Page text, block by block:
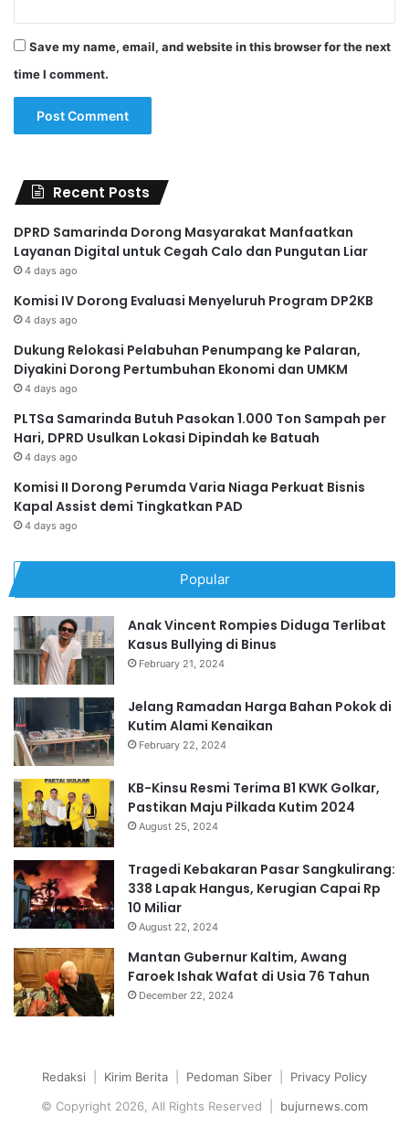
Save my name, email, and website in this browser for the next
time I comment.
Recent Posts
DPRD Samarinda Dorong Masyarakat Manfaatkan
Layanan Digital untuk Cegah Calo dan Pungutan Liar
4 days ago
Komisi IV Dorong Evaluasi Menyeluruh Program DP2KB
4 days ago
Dukung Relokasi Pelabuhan Penumpang ke Palaran,
Diyakini Dorong Pertumbuhan Ekonomi dan UMKM
4 days ago
PLTSa Samarinda Butuh Pasokan 1.000 Ton Sampah per
Hari, DPRD Usulkan Lokasi Dipindah ke Batuah
4 days ago
Komisi II Dorong Perumda Varia Niaga Perkuat Bisnis
Kapal Assist demi Tingkatkan PAD
4 days ago
Popular
Anak Vincent Rompies Diduga Terlibat
Kasus Bullying di Binus
February 21, 2024
Jelang Ramadan Harga Bahan Pokok di
Kutim Alami Kenaikan
February 22, 2024
KB-Kinsu Resmi Terima B1 KWK Golkar,
Pastikan Maju Pilkada Kutim 2024
August 25, 2024
Tragedi Kebakaran Pasar Sangkulirang:
338 Lapak Hangus, Kerugian Capai Rp
10 Miliar
August 22, 2024
Mantan Gubernur Kaltim, Awang
Faroek Ishak Wafat di Usia 76 Tahun
December 22, 2024
Redaksi Kirim Berita Pedoman Siber
Privacy Policy
© Copyright 2026, All Rights Reserved | bujurnews.com